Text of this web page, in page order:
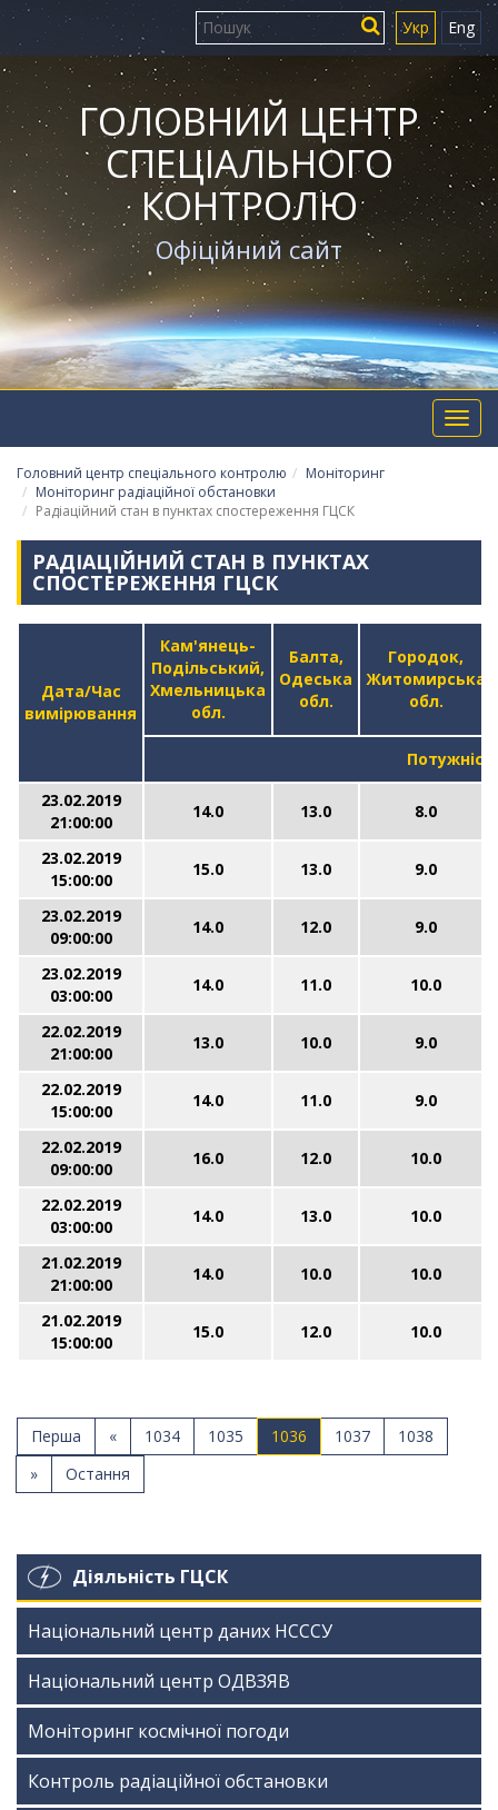
Укр Eng
ГОЛОВНИЙ ЦЕНТР
СПЕЦІАЛЬНОГО
КОНТРОЛЮ
Офіційний сайт
Головний центр спеціального контролю
Моніторинг
Моніторинг радіаційної обстановки
Радіаційний стан в пунктах спостереження ГЦСК
РАДІАЦІЙНИЙ СТАН В ПУНКТАХ
СПОСТЕРЕЖЕННЯ ГЦСК
Дата/Час
вимірювання
Кам'янець-
Подільський,
Хмельницька
обл.
Балта,
Одеська
обл.
Городок,
Житомирська
обл.
23.02.2019
21:00:00
14.0 13.0 8.0
23.02.2019
15:00:00
15.0 13.0 9.0
23.02.2019
09:00:00
14.0 12.0 9.0
23.02.2019
03:00:00
14.0 11.0 10.0
22.02.2019
21:00:00
13.0 10.0 9.0
22.02.2019
15:00:00
14.0 11.0 9.0
22.02.2019
09:00:00
16.0 12.0 10.0
22.02.2019
03:00:00
14.0 13.0 10.0
21.02.2019
21:00:00
14.0 10.0 10.0
21.02.2019
15:00:00
15.0 12.0 10.0
Перша « 1034 1035 1036 1037
1038
»
Остання
Діяльність ГЦСК
Національний центр даних НСССУ
Національний центр ОДВЗЯВ
Моніторинг космічної погоди
Контроль радіаційної обстановки